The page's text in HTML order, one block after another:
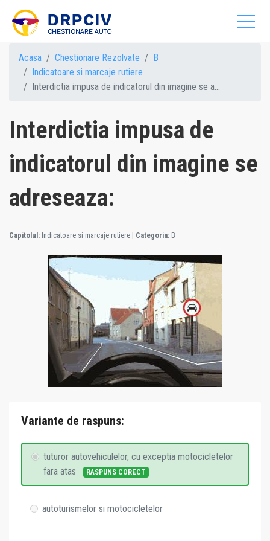
Acasa Chestionare Rezolvate
B
Indicatoare si marcaje rutiere
Interdictia impusa de indicatorul din imagine se a...
Interdictia impusa de
indicatorul din imagine se
adreseaza:
Capitolul: Indicatoare si marcaje rutiere | Categoria: B
Variante de raspuns:
tuturor autovehiculelor, cu exceptia motocicletelor
fara atas
RASPUNS CORECT
autoturismelor si motocicletelor